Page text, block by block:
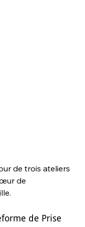
de trois ateliers
de
de Prise